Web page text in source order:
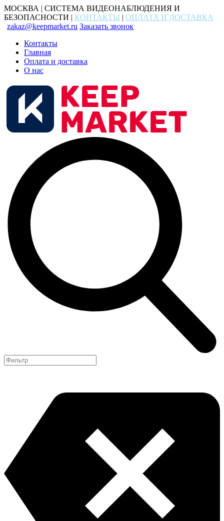
МОСКВА | СИСТЕМА ВИДЕОНАБЛЮДЕНИЯ И
БЕЗОПАСНОСТИ | КОНТАКТЫ | ОПЛАТА И ДОСТАВКА
zakaz@keepmarket.ru Заказать звонок
Контакты
Главная
Оплата и доставка
О нас